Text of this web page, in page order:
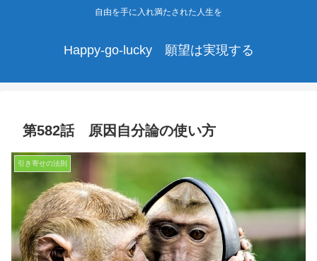
自由を手に入れ満たされた人生を
Happy-go-lucky 願望は実現する
第582話 原因自分論の使い方
引き寄せの法則